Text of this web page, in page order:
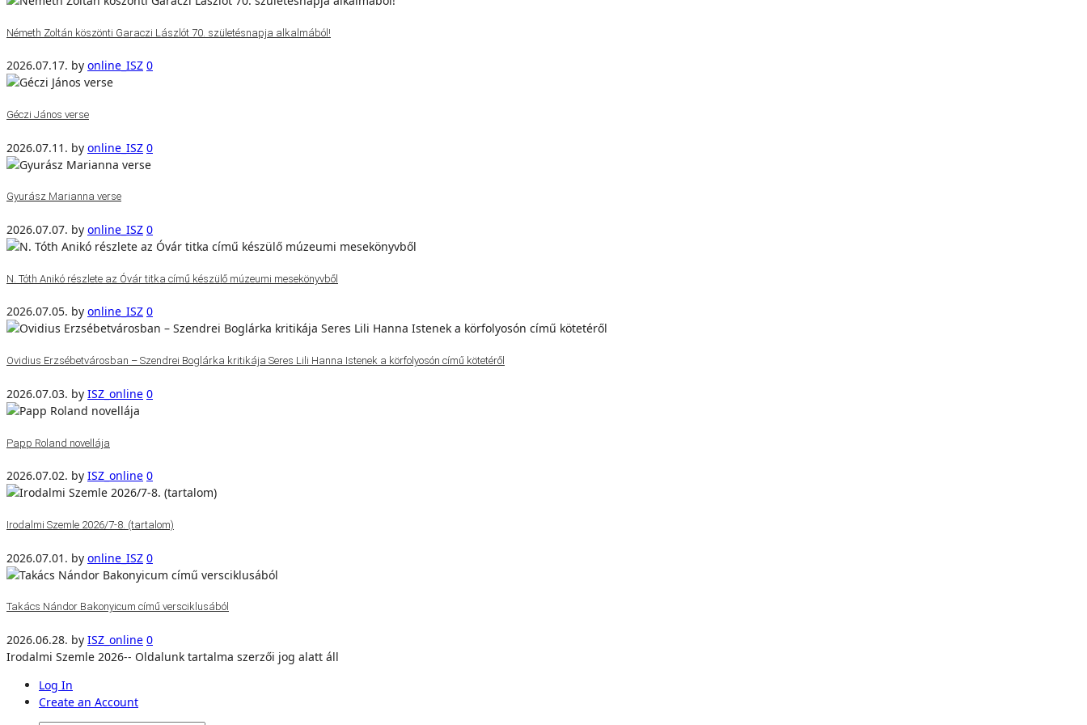
Németh Zoltán köszönti Garaczi Lászlót 70. születésnapja alkalmából!
2026.07.17. by online_ISZ 0
Géczi János verse
2026.07.11. by online_ISZ 0
Gyurász Marianna verse
2026.07.07. by online_ISZ 0
N. Tóth Anikó részlete az Óvár titka című készülő múzeumi mesekönyvből
2026.07.05. by online_ISZ 0
Ovidius Erzsébetvárosban – Szendrei Boglárka kritikája Seres Lili Hanna Istenek a körfolyosón című kötetéről
2026.07.03. by ISZ_online 0
Papp Roland novellája
2026.07.02. by ISZ_online 0
Irodalmi Szemle 2026/7-8. (tartalom)
2026.07.01. by online_ISZ 0
Takács Nándor Bakonyicum című versciklusából
2026.06.28. by ISZ_online 0
Irodalmi Szemle 2026-- Oldalunk tartalma szerzői jog alatt áll
Log In
Create an Account